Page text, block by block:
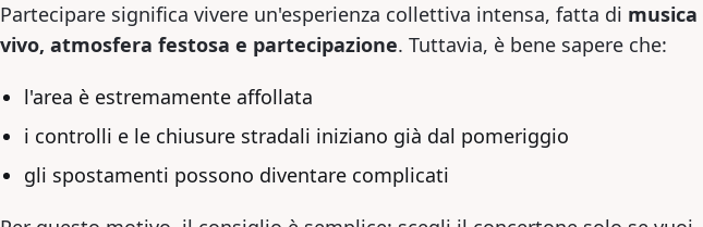
Partecipare significa vivere un'esperienza collettiva intensa, fatta di musica
vivo, atmosfera festosa e partecipazione. Tuttavia, è bene sapere che:
l'area è estremamente affollata
i controlli e le chiusure stradali iniziano già dal pomeriggio
gli spostamenti possono diventare complicati